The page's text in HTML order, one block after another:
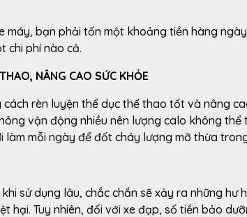
máy, bạn phải tốn một khoảng tiền hàng
chi phí nào cả.
NÂNG CAO SỨC KHỎE
rèn luyện thể dục thể thao tốt và nâng
vận động nhiều nên lượng calo không
làm mỗi ngày để đốt cháy lượng mỡ thừa
sử dụng lâu, chắc chắn sẽ xảy ra những hư
hại. Tuy nhiên, đối với xe đạp, số tiền bảo